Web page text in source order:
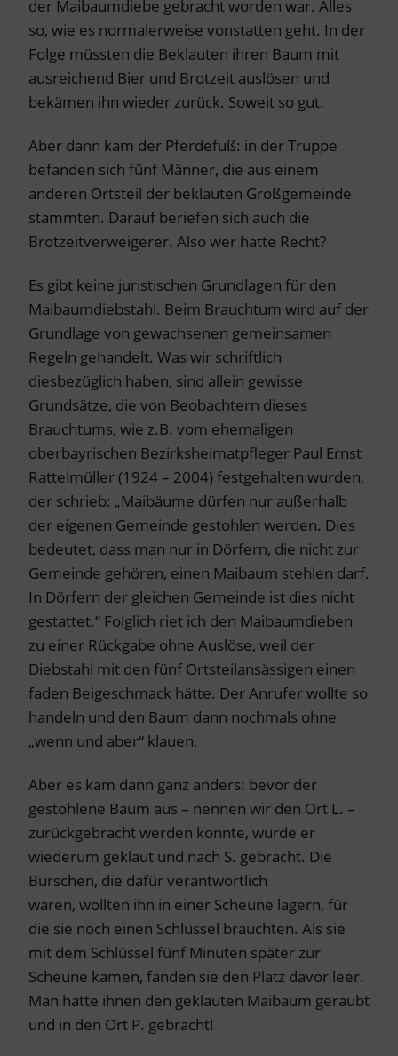
der Maibaumdiebe gebracht worden war. Alles
so, wie es normalerweise vonstatten geht. In der
Folge müssten die Beklauten ihren Baum mit
ausreichend Bier und Brotzeit auslösen und
bekämen ihn wieder zurück. Soweit so gut.
Aber dann kam der Pferdefuß: in der Truppe
befanden sich fünf Männer, die aus einem
anderen Ortsteil der beklauten Großgemeinde
stammten. Darauf beriefen sich auch die
Brotzeitverweigerer. Also wer hatte Recht?
Es gibt keine juristischen Grundlagen für den
Maibaumdiebstahl. Beim Brauchtum wird auf der
Grundlage von gewachsenen gemeinsamen
Regeln gehandelt. Was wir schriftlich
diesbezüglich haben, sind allein gewisse
Grundsätze, die von Beobachtern dieses
Brauchtums, wie z.B. vom ehemaligen
oberbayrischen Bezirksheimatpfleger Paul Ernst
Rattelmüller (1924 – 2004) festgehalten wurden,
der schrieb: „Maibäume dürfen nur außerhalb
der eigenen Gemeinde gestohlen werden. Dies
bedeutet, dass man nur in Dörfern, die nicht zur
Gemeinde gehören, einen Maibaum stehlen darf.
In Dörfern der gleichen Gemeinde ist dies nicht
gestattet.“ Folglich riet ich den Maibaumdieben
zu einer Rückgabe ohne Auslöse, weil der
Diebstahl mit den fünf Ortsteilansässigen einen
faden Beigeschmack hätte. Der Anrufer wollte so
handeln und den Baum dann nochmals ohne
„wenn und aber“ klauen.
Aber es kam dann ganz anders: bevor der
gestohlene Baum aus – nennen wir den Ort L. –
zurückgebracht werden konnte, wurde er
wiederum geklaut und nach S. gebracht. Die
Burschen, die dafür verantwortlich
waren, wollten ihn in einer Scheune lagern, für
die sie noch einen Schlüssel brauchten. Als sie
mit dem Schlüssel fünf Minuten später zur
Scheune kamen, fanden sie den Platz davor leer.
Man hatte ihnen den geklauten Maibaum geraubt
und in den Ort P. gebracht!